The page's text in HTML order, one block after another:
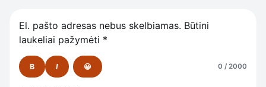
El. pašto adresas nebus skelbiamas. Būtini
laukeliai pažymėti *
B I 😀 0 / 2000